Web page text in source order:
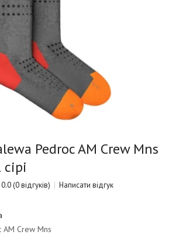
Pedroc AM Crew Mns
0.0(0 відгуків) Написати відгук
AM Crew Mns